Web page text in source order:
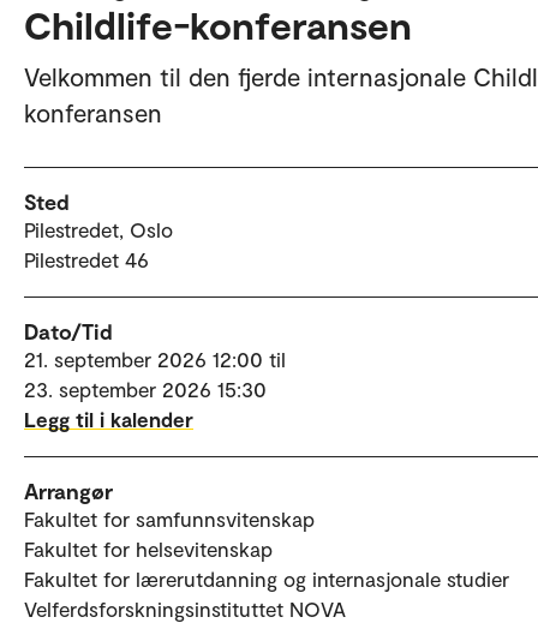
Childlife-konferansen
Velkommen til den fjerde internasjonale
konferansen
Sted
Pilestredet, Oslo
Pilestredet 46
Dato/Tid
21. september 2026 12:00 til
23. september 2026 15:30
Legg til i kalender
Arrangør
Fakultet for samfunnsvitenskap
Fakultet for helsevitenskap
Fakultet for lærerutdanning og internasjonale studier
Velferdsforskningsinstituttet NOVA